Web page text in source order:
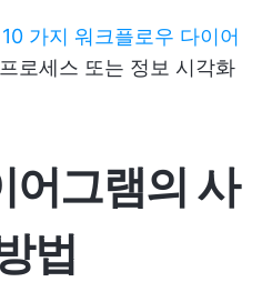
10 가지 워크플로우 다이어
로세스 또는 정보 시각화
어그램의 사
법